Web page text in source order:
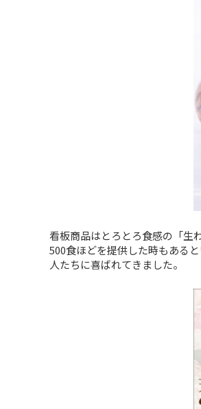
看板商品はとろとろ食感の「生
500食ほどを提供した時もある
人たちに喜ばれてきました。